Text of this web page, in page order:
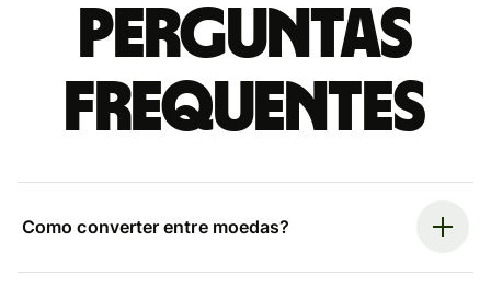
Perguntas
frequentes
Como converter entre moedas?